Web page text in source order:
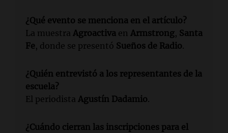
¿Qué evento se menciona en el artículo?
La muestra Agroactiva en Armstrong, Santa
Fe, donde se presentó Sueños de Radio.
¿Quién entrevistó a los representantes de la
escuela?
El periodista Agustín Dadamio.
¿Cuándo cierran las inscripciones para el